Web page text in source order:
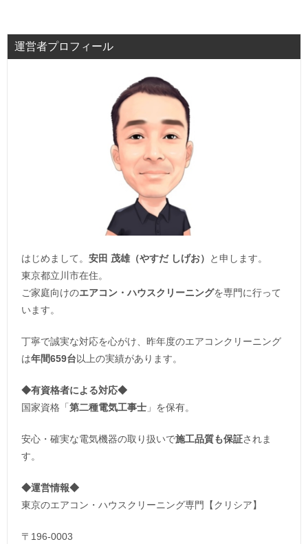
運営者プロフィール
はじめまして。 安田 茂雄（やすだ しげお）
と申します。
東京都立川市在住。
ご家庭向けのエアコン・ハウスクリーニングを専門に行って
います。
丁寧で誠実な対応を心がけ、昨年度のエアコンクリーニング
は年間659台以上の実績があります。
◆有資格者による対応◆
国家資格「第二種電気工事士 」を保有。
安心・確実な電気機器の取り扱いで施工品質も保証されま
す。
◆運営情報◆
東京のエアコン・ハウスクリーニング専門【クリシア】
〒196-0003